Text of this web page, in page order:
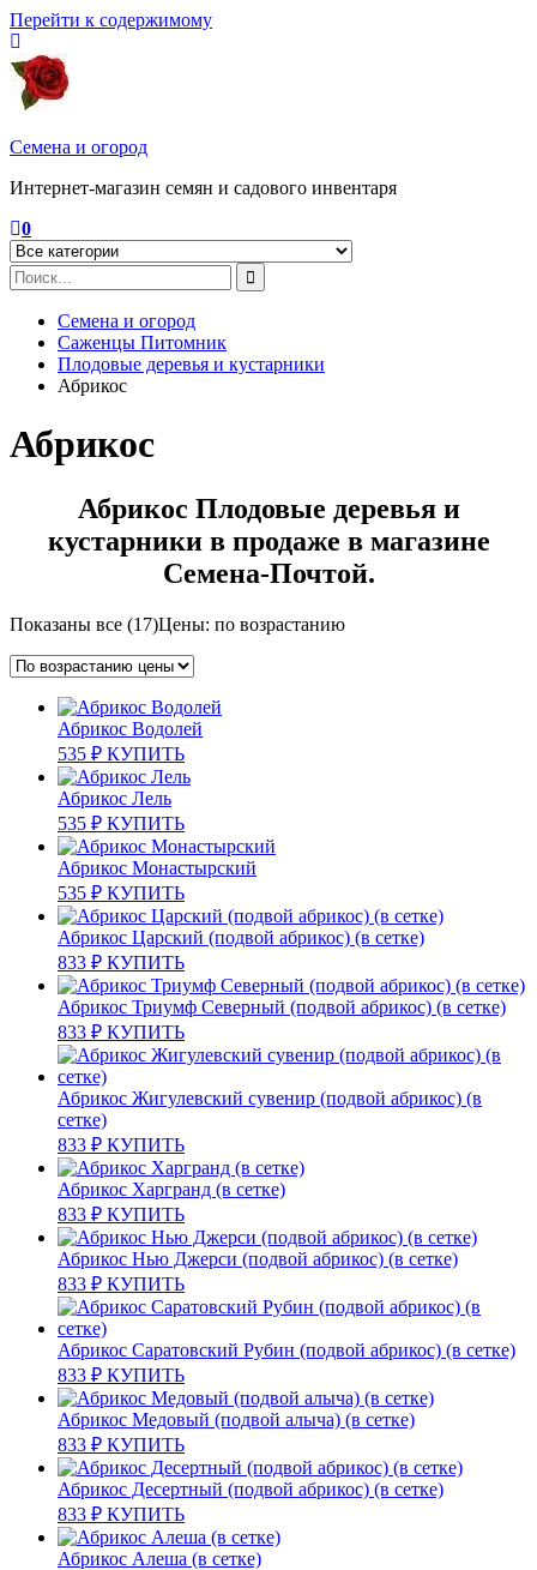
Перейти к содержимому
Семена и огород
Интернет-магазин семян и садового инвентаря
0
Семена и огород
Саженцы Питомник
Плодовые деревья и кустарники
Абрикос
Абрикос
Абрикос Плодовые деревья и
кустарники в продаже в магазине
Семена-Почтой.
Показаны все (17)Цены: по возрастанию
Абрикос Водолей
535 ₽ КУПИТЬ
Абрикос Лель
535 ₽ КУПИТЬ
Абрикос Монастырский
535 ₽ КУПИТЬ
Абрикос Царский (подвой абрикос) (в сетке)
833 ₽ КУПИТЬ
Абрикос Триумф Северный (подвой абрикос) (в сетке)
833 ₽ КУПИТЬ
Абрикос Жигулевский сувенир (подвой абрикос) (в
сетке)
833 ₽ КУПИТЬ
Абрикос Харгранд (в сетке)
833 ₽ КУПИТЬ
Абрикос Нью Джерси (подвой абрикос) (в сетке)
833 ₽ КУПИТЬ
Абрикос Саратовский Рубин (подвой абрикос) (в сетке)
833 ₽ КУПИТЬ
Абрикос Медовый (подвой алыча) (в сетке)
833 ₽ КУПИТЬ
Абрикос Десертный (подвой абрикос) (в сетке)
833 ₽ КУПИТЬ
Абрикос Алеша (в сетке)